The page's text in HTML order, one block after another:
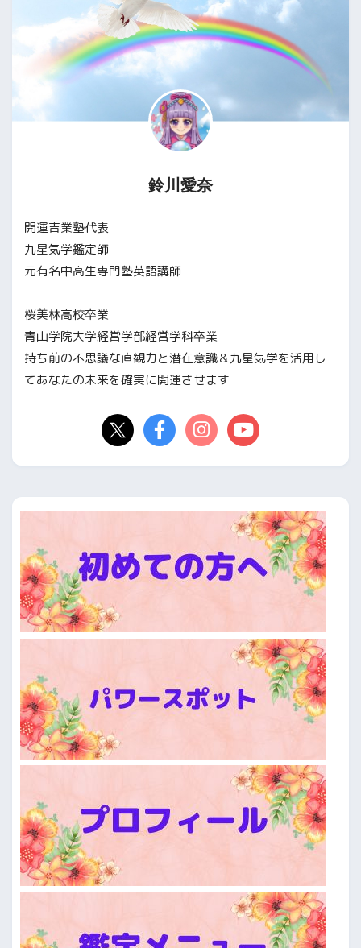
鈴川愛奈
開運吉業塾代表
九星気学鑑定師
元有名中高生専門塾英語講師
桜美林高校卒業
青山学院大学経営学部経営学科卒業
持ち前の不思議な直観力と潜在意識＆九星気学を活用し
てあなたの未来を確実に開運させます